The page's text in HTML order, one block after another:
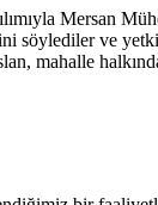
Mersan
söylediler ve
mahalle